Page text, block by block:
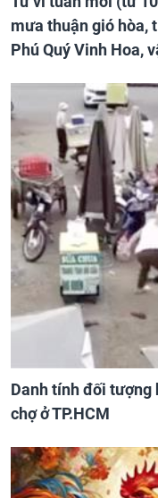
mưa thuận gió hòa,
Phú Quý Vinh Hoa,
Danh tính đối tượng
chợ ở TP.HCM